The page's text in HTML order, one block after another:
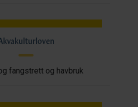
fangstrett og havbruk